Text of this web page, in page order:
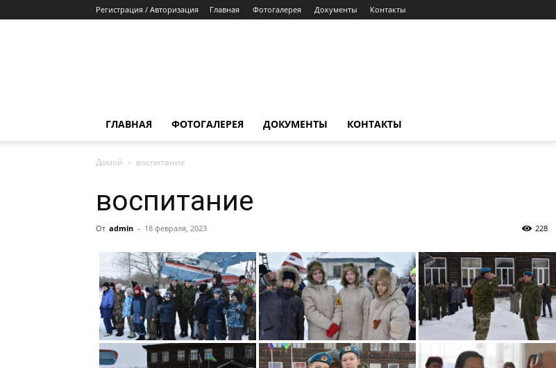
Регистрация / Авторизация Главная Фотогалерея Документы Контакты
ГЛАВНАЯ ФОТОГАЛЕРЕЯ ДОКУМЕНТЫ КОНТАКТЫ
Домой воспитание
воспитание
От admin - 18 февраля, 2023 228